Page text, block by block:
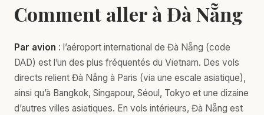
Comment aller à Đà Nẵng
Par avion : l’aéroport international de Đà Nẵng (code
DAD) est l’un des plus fréquentés du Vietnam. Des vols
directs relient Đà Nẵng à Paris (via une escale asiatique),
ainsi qu’à Bangkok, Singapour, Séoul, Tokyo et une dizaine
d’autres villes asiatiques. En vols intérieurs, Đà Nẵng est